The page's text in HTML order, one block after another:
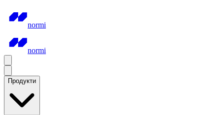
normi
normi
Продукти